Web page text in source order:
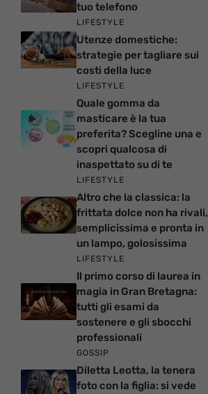
tuo telefono
LIFESTYLE
Utenze domestiche:
strategie per tagliare sui
costi della luce
LIFESTYLE
Quale gomma da
masticare è la tua
preferita? Scegline una e
scopri qualcosa di
inaspettato su di te
LIFESTYLE
Altro che la classica: la
frittata dolce non ha rivali,
semplicissima e pronta in
un lampo, golosissima
LIFESTYLE
Il primo corso di laurea in
magia in Gran Bretagna:
tutti gli esami da
sostenere e gli sbocchi
professionali
GOSSIP
Diletta Leotta, la tenera
foto con la figlia: si vede